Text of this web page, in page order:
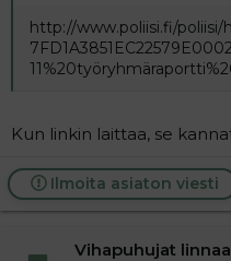
http://www.poliisi.fi/poliisi/
Kun linkin laittaa, se
Ilmoita asiaton viesti
Vihapuhujat